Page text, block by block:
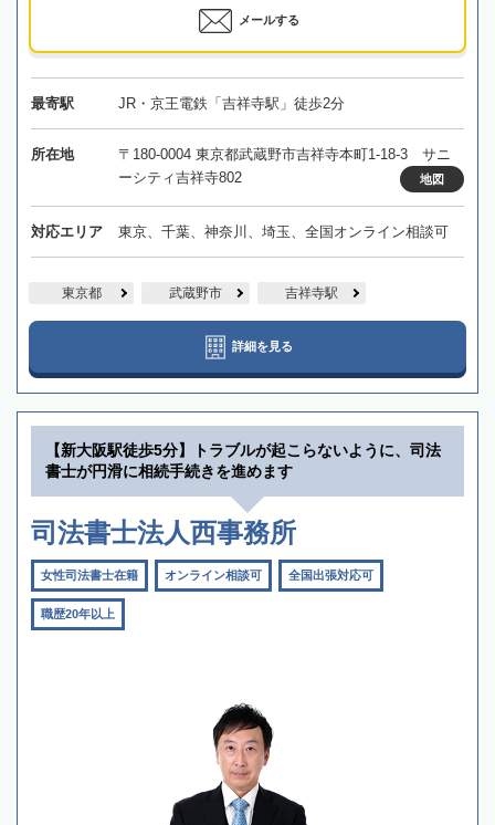
メールする
最寄駅 JR・京王電鉄「吉祥寺駅」徒歩2分
所在地
〒180-0004 東京都武蔵野市吉祥寺本町1-18-3 サニ
ーシティ吉祥寺802
地図
対応エリア 東京、千葉、神奈川、埼玉、全国オンライン相談可
東京都 武蔵野市 吉祥寺駅
詳細を見る
【新大阪駅徒歩5分】トラブルが起こらないように、司法
書士が円滑に相続手続きを進めます
司法書士法人西事務所
女性司法書士在籍 オンライン相談可 全国出張対応可
職歴20年以上